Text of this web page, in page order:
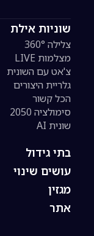
שוניות אילת
צלילה 360°
מצלמות LIVE
צ'אט עם השונית
גלריית היצורים
הכל קשור
סימולציה 2050
שונית AI
בתי גידול
עושים שינוי
מגזין
אתר